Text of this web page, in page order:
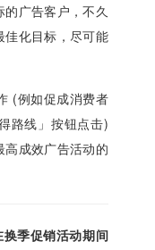
广告客户，不久
佳化目标，尽可能
(例如促成消费者
路线」按钮点击)
成效广告活动的
季促销活动期间